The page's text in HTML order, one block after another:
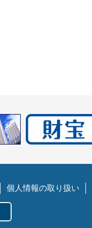
個人情報の取り扱い